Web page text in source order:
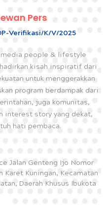
Pers
Verifikasi/K/V/2025
media people & lifestyle
kisah inspiratif dari
untuk menggerakkan
program berdampak dari
juga komunitas,
interest story yang dekat,
hati pembaca.
Jalan Genteng Ijo Nomor
Karet Kuningan, Kecamatan
Daerah Khusus Ibukota